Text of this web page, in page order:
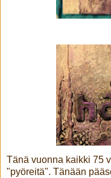
Tänä vuonna kaikki 75
"pyöreitä". Tänään